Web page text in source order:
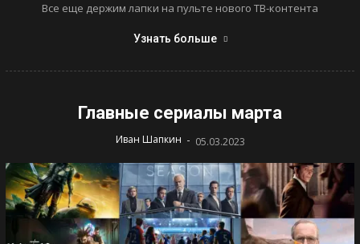
Все еще держим лапки на пульте нового ТВ-контента
Узнать больше
Главные сериалы марта
Иван Шапкин - 05.03.2023